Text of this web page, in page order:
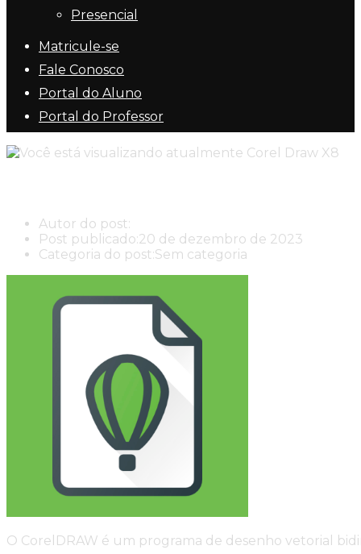
Presencial
Matricule-se
Fale Conosco
Portal do Aluno
Portal do Professor
Autor do post:
Post publicado:20 de dezembro de 2023
Categoria do post:Sem categoria
O CorelDRAW é um programa de desenho vetorial